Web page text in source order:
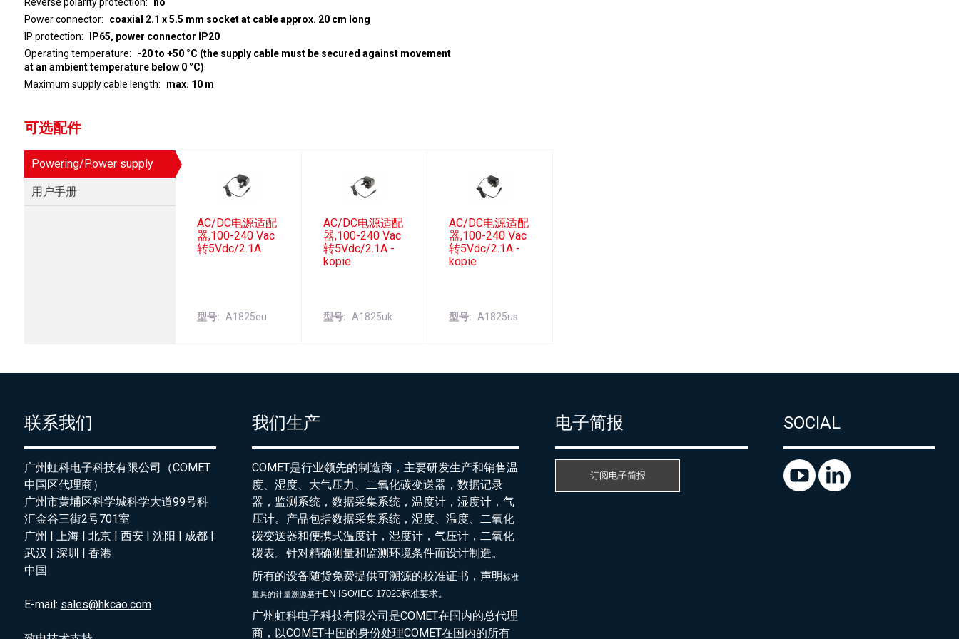
Power connector
coaxial 2.1 x 5.5 mm socket at cable approx. 20 cm long
IP protection
IP65, power connector IP20
Operating temperature
-20 to +50 °C (the supply cable must be secured against movement
at an ambient temperature below 0 °C)
Maximum supply cable length
max. 10 m
可选配件
Powering/Power supply
用户手册
AC/DC电源适配
器,100-240 Vac
转5Vdc/2.1A
型号 A1825eu
AC/DC电源适配
器,100-240 Vac
转5Vdc/2.1A -
kopie
型号 A1825uk
AC/DC电源适配
器,100-240 Vac
转5Vdc/2.1A -
kopie
型号 A1825us
联系我们
广州虹科电子科技有限公司（COMET
中国区代理商）
广州市黄埔区科学城科学大道99号科
汇金谷三街2号701室
广州 | 上海 | 北京 | 西安 | 沈阳 | 成都 |
武汉 | 深圳 | 香港
中国
E-mail: sales@hkcao.com
我们生产
COMET是行业领先的制造商，主要研发生产和销售温
度、湿度、大气压力、二氧化碳变送器，数据记录
器，监测系统，数据采集系统，温度计，湿度计，气
压计。产品包括数据采集系统，湿度、温度、二氧化
碳变送器和便携式温度计，湿度计，气压计，二氧化
碳表。针对精确测量和监测环境条件而设计制造。
所有的设备随货免费提供可溯源的校准证书，声明标准
量具的计量溯源基于EN ISO/IEC 17025标准要求。
广州虹科电子科技有限公司是COMET在国内的总代理
商，以COMET中国的身份处理COMET在国内的所有
电子简报
订阅电子简报
SOCIAL